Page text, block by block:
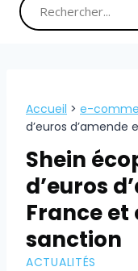
Accueil > e-
d’euros
Shein
d’euros
France et
sanction
ACTUALITÉS